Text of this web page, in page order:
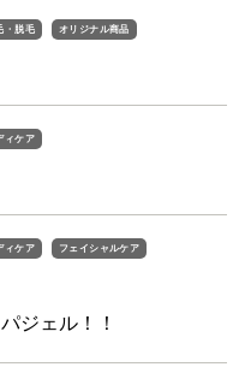
・脱毛 オリジナル商品
ィケア
ィケア フェイシャルケア
ジェル！！